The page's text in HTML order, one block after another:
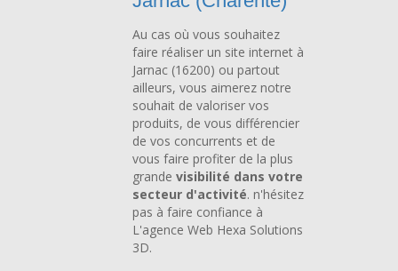
Au cas où vous souhaitez
faire réaliser un site internet à
Jarnac (16200) ou partout
ailleurs, vous aimerez notre
souhait de valoriser vos
produits, de vous différencier
de vos concurrents et de
vous faire profiter de la plus
grande visibilité dans votre
secteur d'activité. n'hésitez
pas à faire confiance à
L'agence Web Hexa Solutions
3D.